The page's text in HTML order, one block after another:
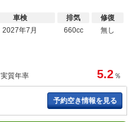
車検
2027年7月
排気
660cc
修復
無し
実質年率 5.2 ％
予約空き情報を見る